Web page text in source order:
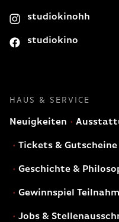
studiokinohh
studiokino
HAUS & SERVICE
Neuigkeiten
Tickets & Gutscheine
Geschichte &
Gewinnspiel
Jobs &